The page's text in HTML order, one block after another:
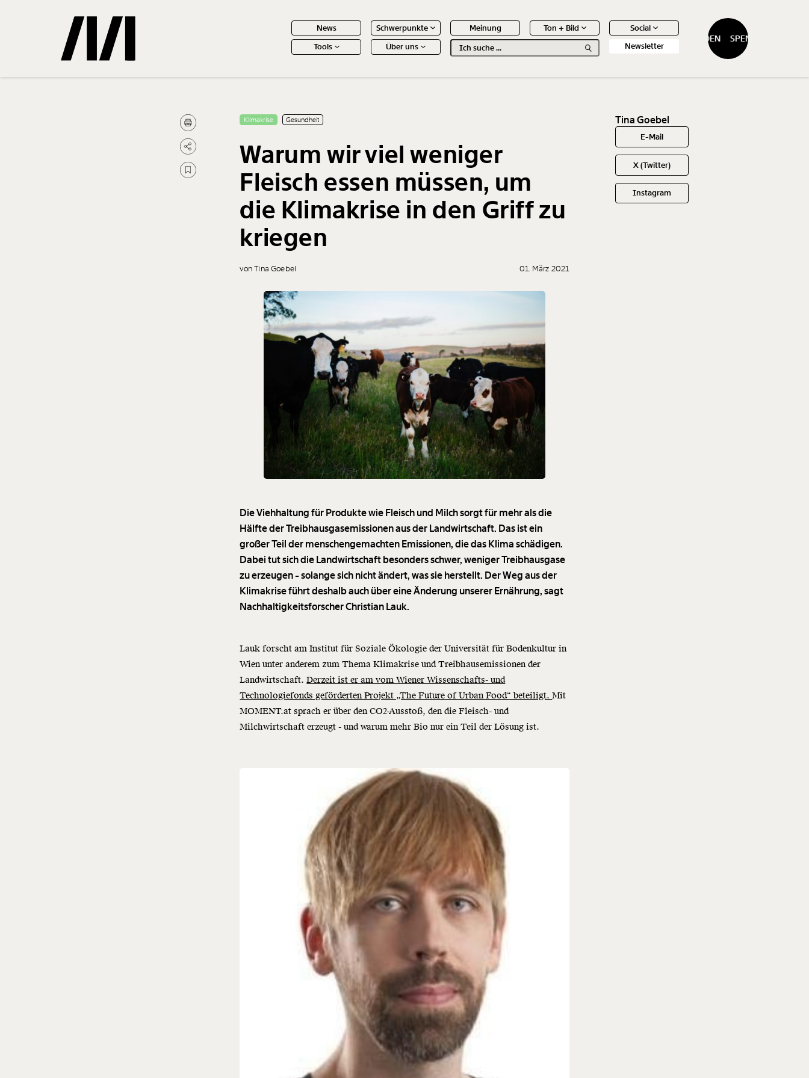
News Schwerpunkte Meinung Ton + Bild
Social
Tools
Über uns Newsletter
SPENDEN SPENDEN
Gemerkte Inhalte
Treffer 0Artikel
Klimakrise Gesundheit
Warum wir viel weniger
Fleisch essen müssen, um
die Klimakrise in den Griff zu
kriegen
von Tina Goebel 01. März 2021
Die Viehhaltung für Produkte wie Fleisch und Milch sorgt für mehr als die
Hälfte der Treibhausgasemissionen aus der Landwirtschaft. Das ist ein
großer Teil der menschengemachten Emissionen, die das Klima schädigen.
Dabei tut sich die Landwirtschaft besonders schwer, weniger Treibhausgase
zu erzeugen - solange sich nicht ändert, was sie herstellt. Der Weg aus der
Klimakrise führt deshalb auch über eine Änderung unserer Ernährung, sagt
Nachhaltigkeitsforscher Christian Lauk.
Lauk forscht am Institut für Soziale Ökologie der Universität für Bodenkultur in
Wien unter anderem zum Thema Klimakrise und Treibhausemissionen der
Landwirtschaft.Derzeit ist er am vom Wiener Wissenschafts- und
Technologiefonds geförderten Projekt „The Future of Urban Food“ beteiligt.Mit
MOMENT.at sprach er über den CO2-Ausstoß, den die Fleisch- und
Milchwirtschaft erzeugt - und warum mehr Bio nur ein Teil der Lösung ist.
Tina Goebel
E-Mail
X (Twitter)
Instagram